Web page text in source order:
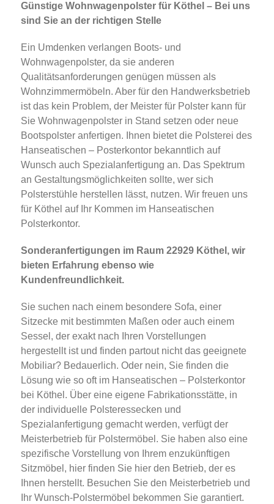
Günstige Wohnwagenpolster für Köthel – Bei uns
sind Sie an der richtigen Stelle
Ein Umdenken verlangen Boots- und
Wohnwagenpolster, da sie anderen
Qualitätsanforderungen genügen müssen als
Wohnzimmermöbeln. Aber für den Handwerksbetrieb
ist das kein Problem, der Meister für Polster kann für
Sie Wohnwagenpolster in Stand setzen oder neue
Bootspolster anfertigen. Ihnen bietet die Polsterei des
Hanseatischen – Posterkontor bekanntlich auf
Wunsch auch Spezialanfertigung an. Das Spektrum
an Gestaltungsmöglichkeiten sollte, wer sich
Polsterstühle herstellen lässt, nutzen. Wir freuen uns
für Köthel auf Ihr Kommen im Hanseatischen
Polsterkontor.
Sonderanfertigungen im Raum 22929 Köthel, wir
bieten Erfahrung ebenso wie
Kundenfreundlichkeit.
Sie suchen nach einem besondere Sofa, einer
Sitzecke mit bestimmten Maßen oder auch einem
Sessel, der exakt nach Ihren Vorstellungen
hergestellt ist und finden partout nicht das geeignete
Mobiliar? Bedauerlich. Oder nein, Sie finden die
Lösung wie so oft im Hanseatischen – Polsterkontor
bei Köthel. Über eine eigene Fabrikationsstätte, in
der individuelle Polsteressecken und
Spezialanfertigung gemacht werden, verfügt der
Meisterbetrieb für Polstermöbel. Sie haben also eine
spezifische Vorstellung von Ihrem enzukünftigen
Sitzmöbel, hier finden Sie hier den Betrieb, der es
Ihnen herstellt. Besuchen Sie den Meisterbetrieb und
Ihr Wunsch-Polstermöbel bekommen Sie garantiert.